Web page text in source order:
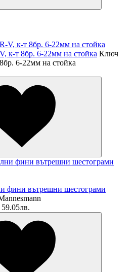
к-т 8бр. 6-22мм на стойка Ключ
6-22мм на стойка
фини вътрешни шестограми